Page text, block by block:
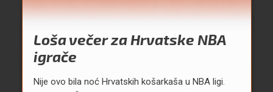
Loša večer za Hrvatske NBA
igrače
Nije ovo bila noć Hrvatskih košarkaša u NBA ligi.